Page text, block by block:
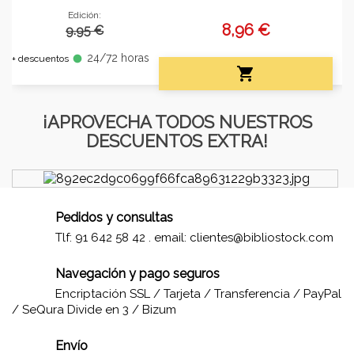
Edición:
9.95 €
+ descuentos fiber_manual_record 24/72 horas
8,96 €

¡APROVECHA TODOS NUESTROS
DESCUENTOS EXTRA!
Pedidos y consultas
Tlf: 91 642 58 42 . email: clientes@bibliostock.com
Navegación y pago seguros
Encriptación SSL / Tarjeta / Transferencia / PayPal
/ SeQura Divide en 3 / Bizum
Envío